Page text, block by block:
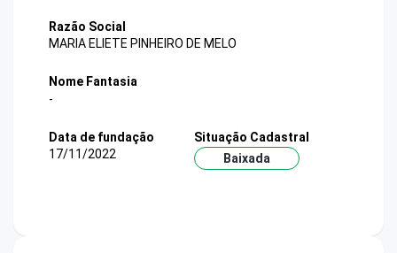
Razão Social
MARIA ELIETE PINHEIRO DE MELO
Nome Fantasia
-
Data de fundação
17/11/2022
Situação Cadastral
Baixada